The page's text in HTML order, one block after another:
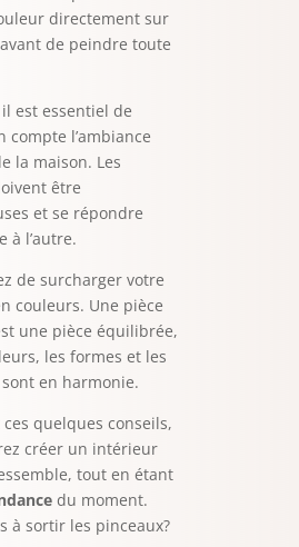
directement sur
de peindre toute
est essentiel de
compte l’ambiance
la maison. Les
être
et se répondre
à l’autre.
de surcharger votre
couleurs. Une pièce
une pièce équilibrée,
les formes et les
en harmonie.
quelques conseils,
créer un intérieur
tout en étant
du moment.
à sortir les pinceaux?